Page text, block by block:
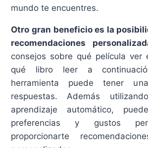
mundo te encuentres.
Otro gran beneficio es la
recomendaciones
consejos sobre qué película ver
qué libro leer a
herramienta puede tener
respuestas. Además
aprendizaje automático,
preferencias y gustos
proporcionarte